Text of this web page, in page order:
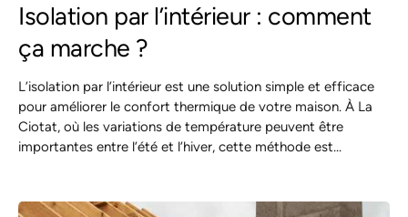
Isolation par l’intérieur : comment
ça marche ?
L’isolation par l’intérieur est une solution simple et efficace
pour améliorer le confort thermique de votre maison. À La
Ciotat, où les variations de température peuvent être
importantes entre l’été et l’hiver, cette méthode est